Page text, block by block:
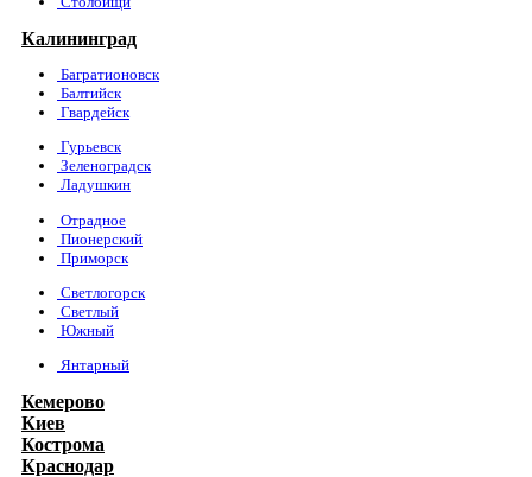
Калининград
Багратионовск
Балтийск
Гвардейск
Гурьевск
Зеленоградск
Ладушкин
Отрадное
Пионерский
Приморск
Светлогорск
Светлый
Южный
Янтарный
Кемерово
Киев
Кострома
Краснодар